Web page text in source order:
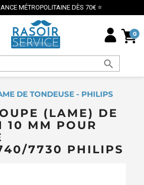
DÈS 70€ ⭐
0
search
DE TONDEUSE - PHILIPS
(LAME) DE
10 MM POUR
7730 PHILIPS